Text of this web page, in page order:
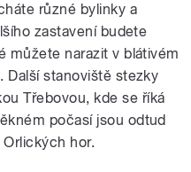
různé bylinky a
zastavení budete
můžete narazit v blátivém
Další stanoviště stezky
Třebovou, kde se říká
počasí jsou odtud
hor.